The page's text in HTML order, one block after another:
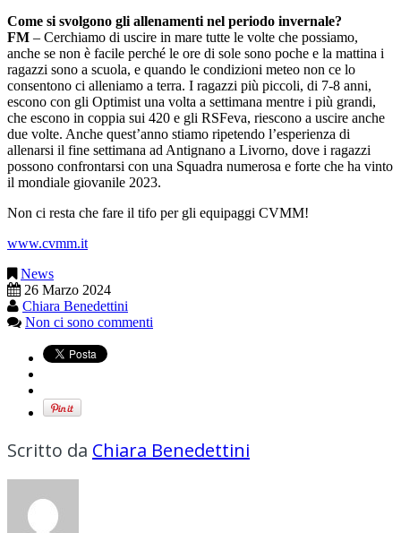
Come si svolgono gli allenamenti nel periodo invernale?
FM – Cerchiamo di uscire in mare tutte le volte che possiamo,
anche se non è facile perché le ore di sole sono poche e la mattina i
ragazzi sono a scuola, e quando le condizioni meteo non ce lo
consentono ci alleniamo a terra. I ragazzi più piccoli, di 7-8 anni,
escono con gli Optimist una volta a settimana mentre i più grandi,
che escono in coppia sui 420 e gli RSFeva, riescono a uscire anche
due volte. Anche quest’anno stiamo ripetendo l’esperienza di
allenarsi il fine settimana ad Antignano a Livorno, dove i ragazzi
possono confrontarsi con una Squadra numerosa e forte che ha vinto
il mondiale giovanile 2023.
Non ci resta che fare il tifo per gli equipaggi CVMM!
www.cvmm.it
News
26 Marzo 2024
Chiara Benedettini
Non ci sono commenti
Scritto da Chiara Benedettini